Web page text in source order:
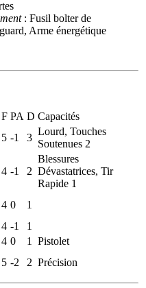
: Fusil bolter de
Arme énergétique
F PA D Capacités
5 -1 3
Lourd, Touches
Soutenues 2
4 -1 2
Blessures
Dévastatrices, Tir
Rapide 1
4 0
1
4 -1
1
4 0 1
Pistolet
5 -2 2 Précision